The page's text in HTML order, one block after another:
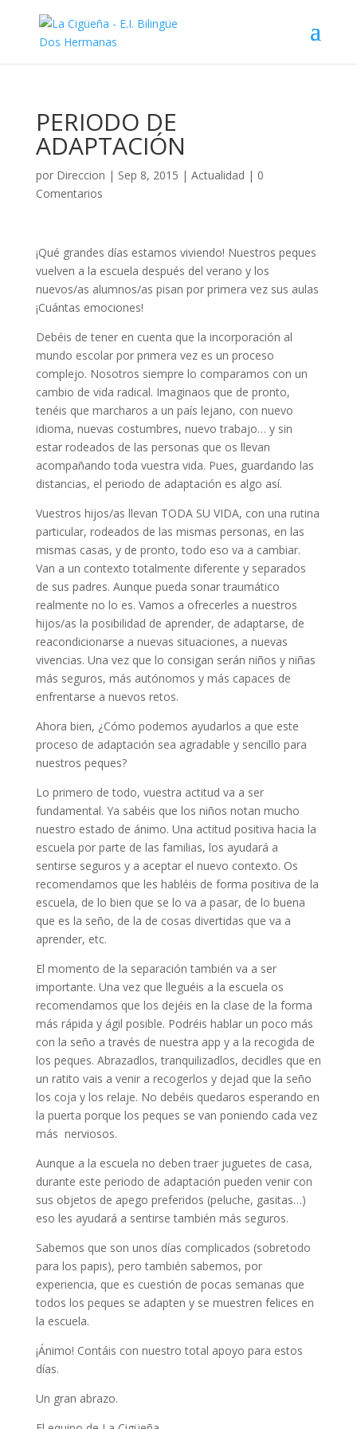
PERIODO DE
ADAPTACIÓN
por Direccion | Sep 8, 2015 | Actualidad | 0
Comentarios
¡Qué grandes días estamos viviendo! Nuestros peques
vuelven a la escuela después del verano y los
nuevos/as alumnos/as pisan por primera vez sus aulas
¡Cuántas emociones!
Debéis de tener en cuenta que la incorporación al
mundo escolar por primera vez es un proceso
complejo. Nosotros siempre lo comparamos con un
cambio de vida radical. Imaginaos que de pronto,
tenéis que marcharos a un país lejano, con nuevo
idioma, nuevas costumbres, nuevo trabajo… y sin
estar rodeados de las personas que os llevan
acompañando toda vuestra vida. Pues, guardando las
distancias, el periodo de adaptación es algo así.
Vuestros hijos/as llevan TODA SU VIDA, con una rutina
particular, rodeados de las mismas personas, en las
mismas casas, y de pronto, todo eso va a cambiar.
Van a un contexto totalmente diferente y separados
de sus padres. Aunque pueda sonar traumático
realmente no lo es. Vamos a ofrecerles a nuestros
hijos/as la posibilidad de aprender, de adaptarse, de
reacondicionarse a nuevas situaciones, a nuevas
vivencias. Una vez que lo consigan serán niños y niñas
más seguros, más autónomos y más capaces de
enfrentarse a nuevos retos.
Ahora bien, ¿Cómo podemos ayudarlos a que este
proceso de adaptación sea agradable y sencillo para
nuestros peques?
Lo primero de todo, vuestra actitud va a ser
fundamental. Ya sabéis que los niños notan mucho
nuestro estado de ánimo. Una actitud positiva hacia la
escuela por parte de las familias, los ayudará a
sentirse seguros y a aceptar el nuevo contexto. Os
recomendamos que les habléis de forma positiva de la
escuela, de lo bien que se lo va a pasar, de lo buena
que es la seño, de la de cosas divertidas que va a
aprender, etc.
El momento de la separación también va a ser
importante. Una vez que lleguéis a la escuela os
recomendamos que los dejéis en la clase de la forma
más rápida y ágil posible. Podréis hablar un poco más
con la seño a través de nuestra app y a la recogida de
los peques. Abrazadlos, tranquilizadlos, decidles que en
un ratito vais a venir a recogerlos y dejad que la seño
los coja y los relaje. No debéis quedaros esperando en
la puerta porque los peques se van poniendo cada vez
más nerviosos.
Aunque a la escuela no deben traer juguetes de casa,
durante este periodo de adaptación pueden venir con
sus objetos de apego preferidos (peluche, gasitas…)
eso les ayudará a sentirse también más seguros.
Sabemos que son unos días complicados (sobretodo
para los papis), pero también sabemos, por
experiencia, que es cuestión de pocas semanas que
todos los peques se adapten y se muestren felices en
la escuela.
¡Ánimo! Contáis con nuestro total apoyo para estos
días.
Un gran abrazo.